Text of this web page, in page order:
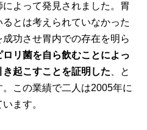
よって発見されました。胃
とは考えられていなかった
功させ胃内での存在を明ら
ロリ菌を自ら飲むことによっ
起こすことを証明した 、と
この業績で二人は2005年に
ます。